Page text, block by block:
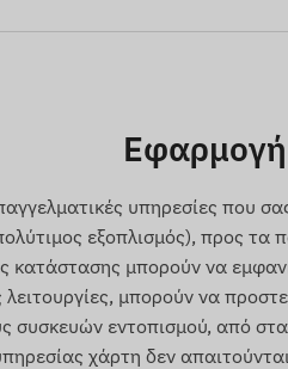
Ισλανδία, Ινδία,
Κοσσυφοπέδιο, Κιργιζία,
Μονακό, Μογγολία,
Ομάν, Παλαιστίνη,
Νέβις, Άγιος Λουκάς, Άγιος
Σρι Λάνκα, Σουηδία, Ελβετία,
Εμιράτα, ΗΠΑ, Βιετνάμ,
Εφαρμογή
υπηρεσίες που
εξοπλισμός), προς
κατάστασης μπορούν να
μπορούν να
συσκευών εντοπισμού, από
χάρτη δεν